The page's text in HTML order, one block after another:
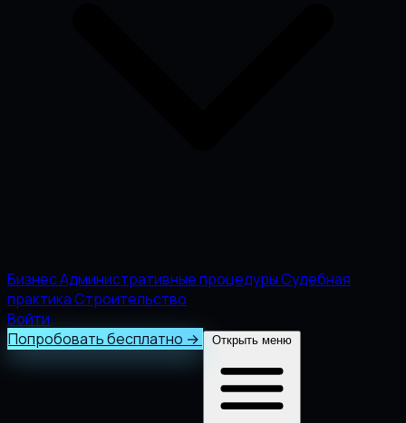
БизнесАдминистративные процедурыСудебная
практикаСтроительство
Войти
Попробовать бесплатно → Открыть меню